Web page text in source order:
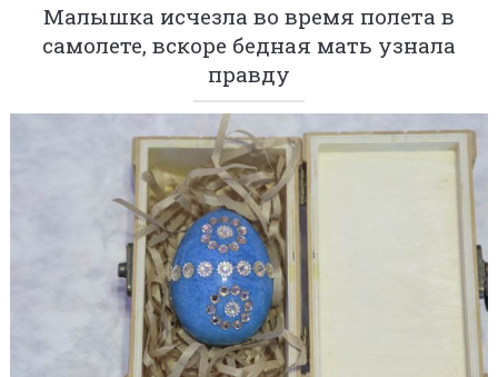
Малышка исчезла во время полета в
самолете, вскоре бедная мать узнала
правду